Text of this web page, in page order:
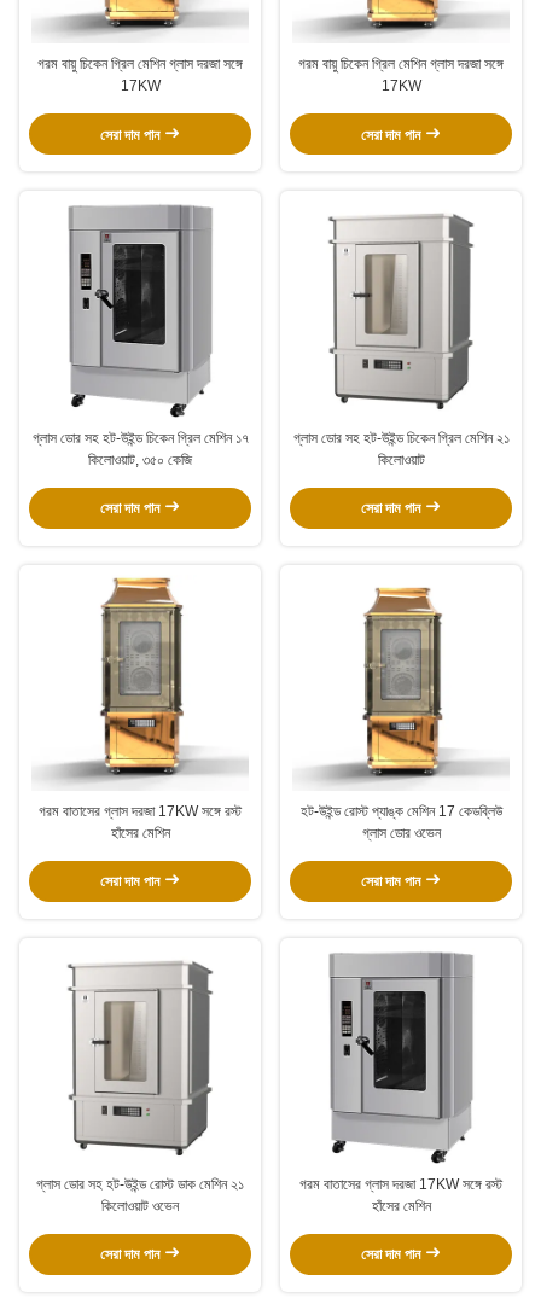
গরম বায়ু চিকেন গ্রিল মেশিন গ্লাস দরজা সঙ্গে
17KW
সেরা দাম পান
গরম বায়ু চিকেন গ্রিল মেশিন গ্লাস দরজা সঙ্গে
17KW
সেরা দাম পান
গ্লাস ডোর সহ হট-উইন্ড চিকেন গ্রিল মেশিন ১৭
কিলোওয়াট, ৩৫০ কেজি
সেরা দাম পান
গ্লাস ডোর সহ হট-উইন্ড চিকেন গ্রিল মেশিন ২১
কিলোওয়াট
সেরা দাম পান
গরম বাতাসের গ্লাস দরজা 17KW সঙ্গে রস্ট
হাঁসের মেশিন
সেরা দাম পান
হট-উইন্ড রোস্ট প্যাঙ্ক মেশিন 17 কেডব্লিউ
গ্লাস ডোর ওভেন
সেরা দাম পান
গ্লাস ডোর সহ হট-উইন্ড রোস্ট ডাক মেশিন ২১
কিলোওয়াট ওভেন
সেরা দাম পান
গরম বাতাসের গ্লাস দরজা 17KW সঙ্গে রস্ট
হাঁসের মেশিন
সেরা দাম পান